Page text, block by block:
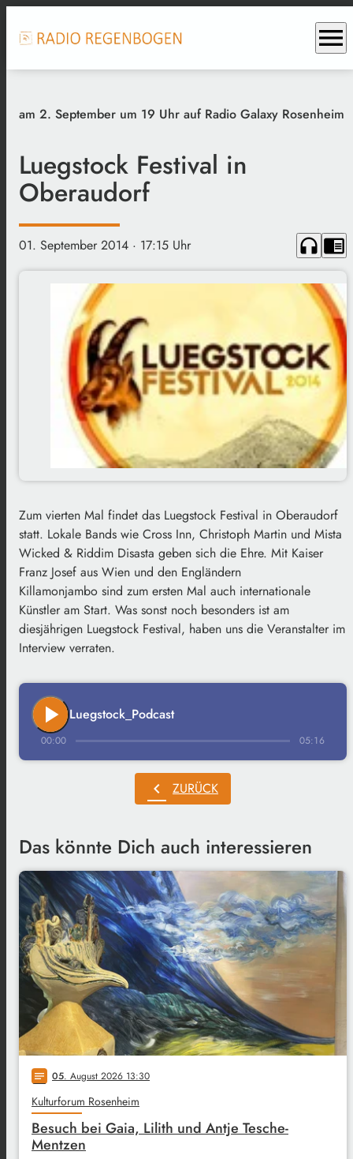
menu
am 2. September um 19 Uhr auf Radio Galaxy Rosenheim
Luegstock Festival in
Oberaudorf
01. September 2014 · 17:15 Uhr headphones chrome_reader_mode
Zum vierten Mal findet das Luegstock Festival in Oberaudorf
statt. Lokale Bands wie Cross Inn, Christoph Martin und Mista
Wicked & Riddim Disasta geben sich die Ehre. Mit Kaiser
Franz Josef aus Wien und den Engländern
Killamonjambo sind zum ersten Mal auch internationale
Künstler am Start. Was sonst noch besonders ist am
diesjährigen Luegstock Festival, haben uns die Veranstalter im
Interview verraten.
play_arrow Luegstock_Podcast
00:00 05:16
chevron_left ZURÜCK
Das könnte Dich auch interessieren
notes 05. August 2026 13:30
Kulturforum Rosenheim
Besuch bei Gaia, Lilith und Antje Tesche-
Mentzen